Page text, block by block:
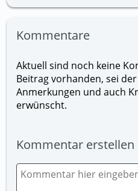
Kommentare
Aktuell sind noch keine
Beitrag vorhanden, sei
Anmerkungen und auch
erwünscht.
Kommentar erstellen